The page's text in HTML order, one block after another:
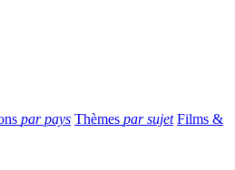
par pays Thèmes par sujet Films &